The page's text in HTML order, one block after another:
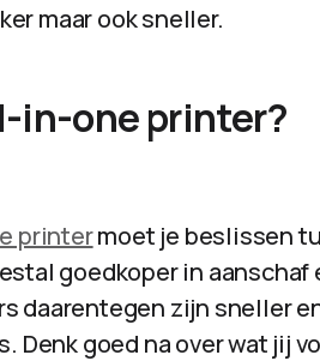
maar ook sneller.
in-one printer?
printermoet je beslissen
goedkoper in aanschaf
daarentegen zijn sneller
goed na over wat jij